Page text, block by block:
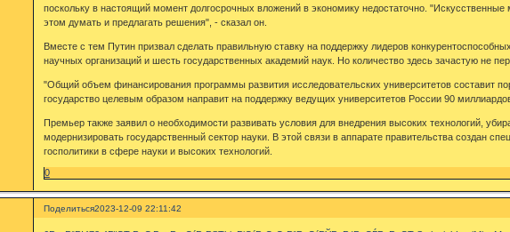
поскольку в настоящий момент долгосрочных вложений в экономику недостаточно.
этом думать и предлагать решения", - сказал он.
Вместе с тем Путин призвал сделать правильную ставку на поддержку лидеров
научных организаций и шесть государственных академий наук. Но количество здесь зачастую не
"Общий объем финансирования программы развития исследовательских университетов составит
государство целевым образом направит на поддержку ведущих университетов России 90
Премьер также заявил о необходимости развивать условия для внедрения высоких технологий,
модернизировать государственный сектор науки. В этой связи в аппарате правительства создан
госполитики в сфере науки и высоких технологий.
0
Поделиться2023-12-09 22:11:42